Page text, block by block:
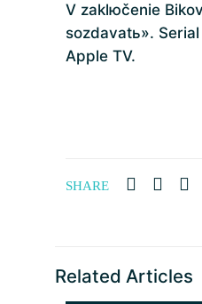
V zaklюčenie
sozdavatь».
Apple TV.
SHARE
Related Articles